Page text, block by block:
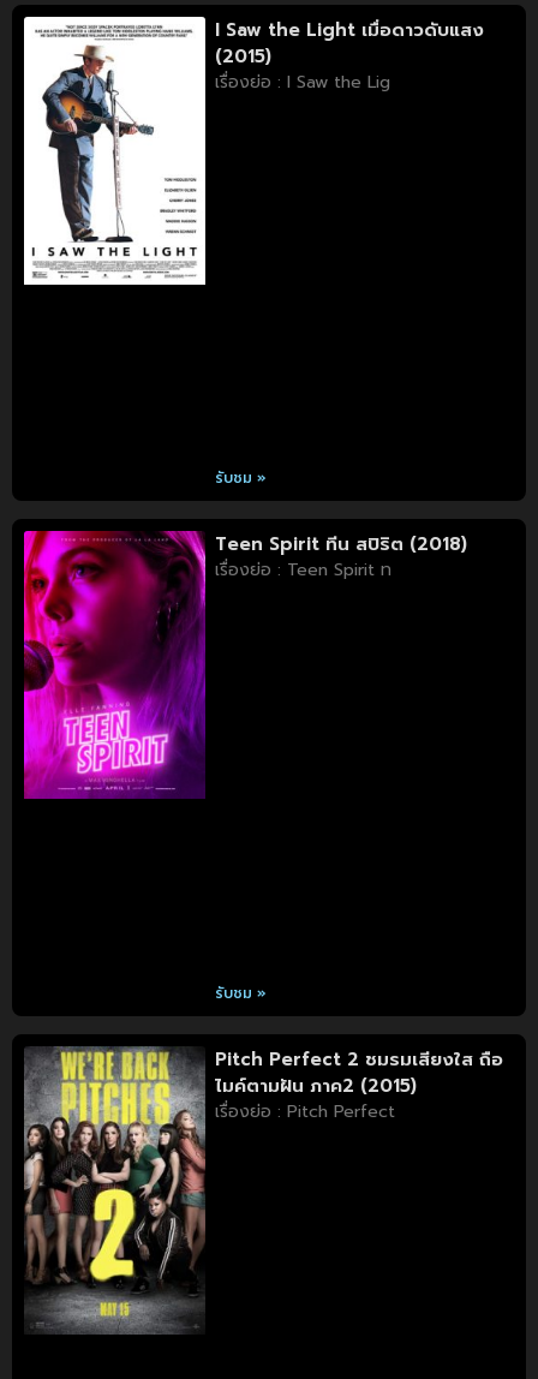
I Saw the Light เมื่อดาวดับแสง
(2015)
เรื่องย่อ : I Saw the Lig
รับชม »
Teen Spirit ทีน สปิริต (2018)
เรื่องย่อ : Teen Spirit ท
รับชม »
Pitch Perfect 2 ชมรมเสียงใส ถือ
ไมค์ตามฝัน ภาค2 (2015)
เรื่องย่อ : Pitch Perfect